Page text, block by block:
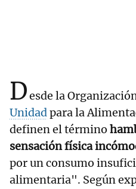
Desde la
Unidadpara la
definen el término
sensación física
por un consumo
alimentaria". Según